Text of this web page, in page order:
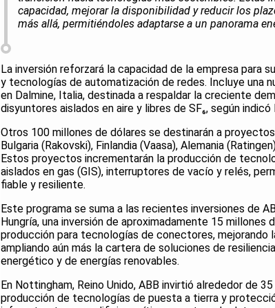
capacidad, mejorar la disponibilidad y reducir los
más allá, permitiéndoles adaptarse a un panorama
La inversión reforzará la capacidad de la empresa para
y tecnologías de automatización de redes. Incluye una
en Dalmine, Italia, destinada a respaldar la creciente
disyuntores aislados en aire y libres de SF₆, según indicó
Otros 100 millones de dólares se destinarán a
Bulgaria (Rakovski), Finlandia (Vaasa), Alemania
Estos proyectos incrementarán la producción de
aislados en gas (GIS), interruptores de vacío y relés,
fiable y resiliente.
Este programa se suma a las recientes inversiones de
Hungría, una inversión de aproximadamente 15
producción para tecnologías de conectores, mejorando
ampliando aún más la cartera de soluciones de
energético y de energías renovables.
En Nottingham, Reino Unido, ABB invirtió alrededor de
producción de tecnologías de puesta a tierra y